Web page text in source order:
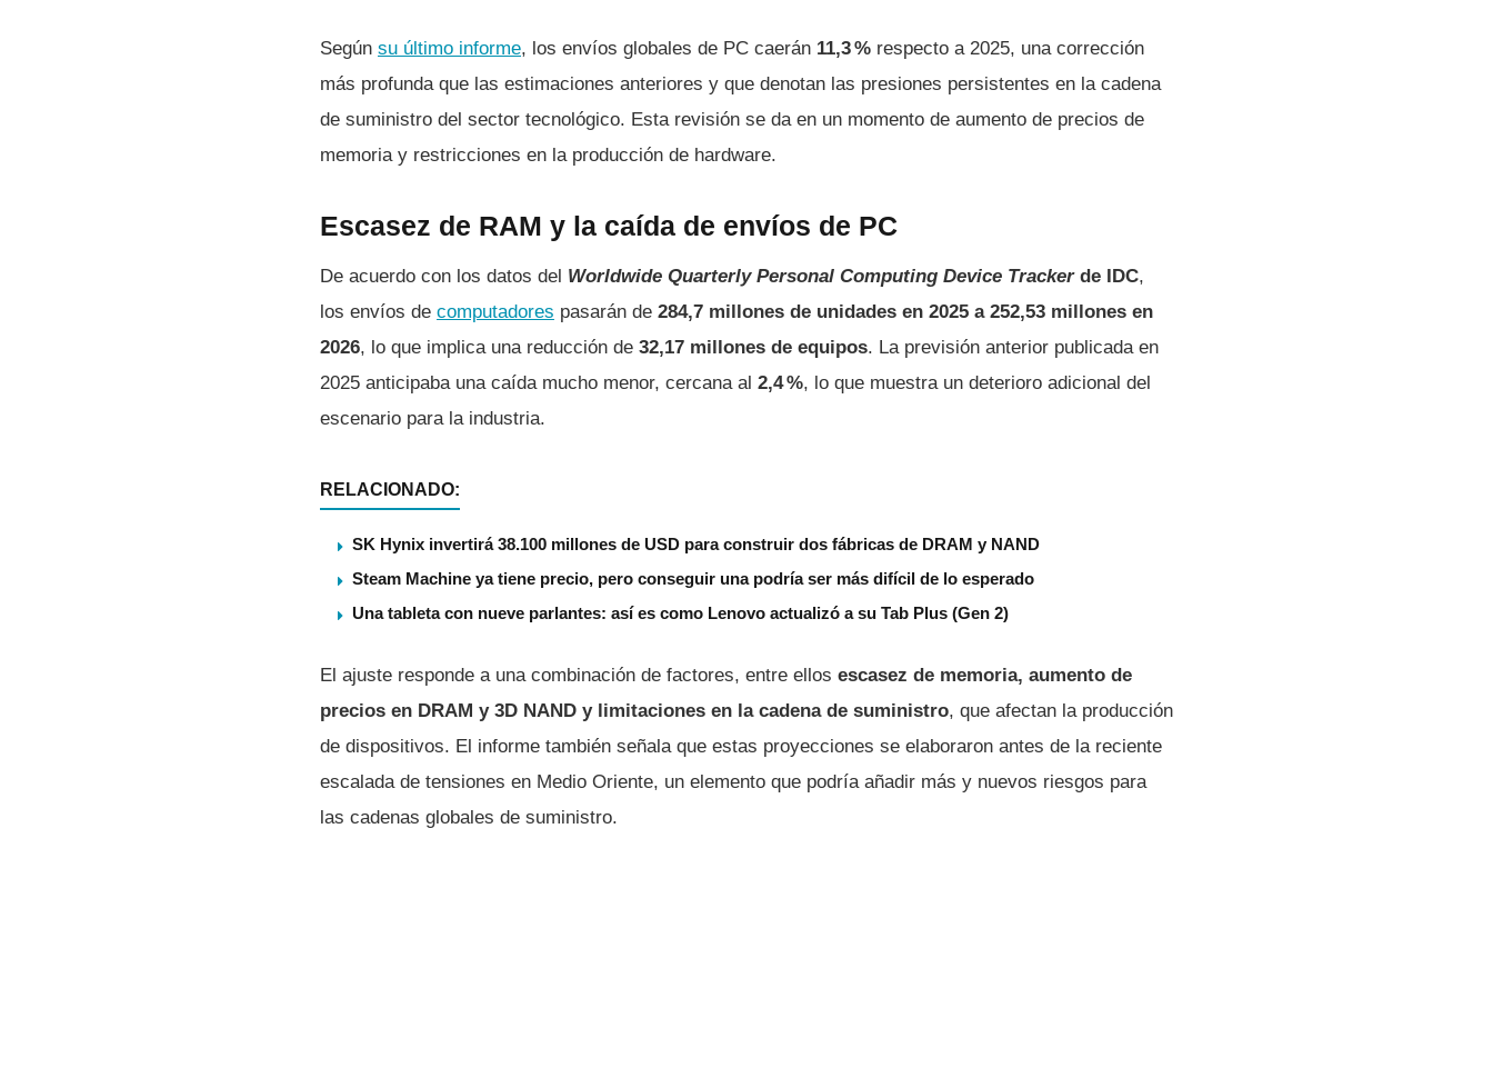
Según su último informe, los envíos globales de PC caerán 11,3 % respecto a 2025, una corrección
más profunda que las estimaciones anteriores y que denotan las presiones persistentes en la cadena
de suministro del sector tecnológico. Esta revisión se da en un momento de aumento de precios de
memoria y restricciones en la producción de hardware.
Escasez de RAM y la caída de envíos de PC
De acuerdo con los datos del Worldwide Quarterly Personal Computing Device Trackerde IDC,
los envíos de computadores pasarán de 284,7 millones de unidades en 2025 a 252,53 millones en
2026, lo que implica una reducción de 32,17 millones de equipos. La previsión anterior publicada en
2025 anticipaba una caída mucho menor, cercana al 2,4 %, lo que muestra un deterioro adicional del
escenario para la industria.
RELACIONADO:
SK Hynix invertirá 38.100 millones de USD para construir dos fábricas de DRAM y NAND
Steam Machine ya tiene precio, pero conseguir una podría ser más difícil de lo esperado
Una tableta con nueve parlantes: así es como Lenovo actualizó a su Tab Plus (Gen 2)
El ajuste responde a una combinación de factores, entre ellos escasez de memoria, aumento de
precios en DRAM y 3D NAND y limitaciones en la cadena de suministro, que afectan la producción
de dispositivos. El informe también señala que estas proyecciones se elaboraron antes de la reciente
escalada de tensiones en Medio Oriente, un elemento que podría añadir más y nuevos riesgos para
las cadenas globales de suministro.